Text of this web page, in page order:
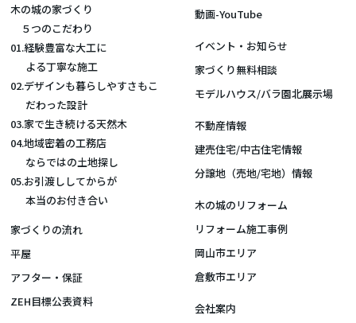
木の城の家づくり
５つのこだわり
01.経験豊富な大工に
よる丁寧な施工
02.デザインも暮らしやすさもこ
だわった設計
03.家で生き続ける天然木
04.地域密着の工務店
ならではの土地探し
05.お引渡ししてからが
本当のお付き合い
家づくりの流れ
平屋
アフター・保証
ZEH目標公表資料
動画-YouTube
イベント・お知らせ
家づくり無料相談
モデルハウス/バラ園北展示場
不動産情報
建売住宅/中古住宅情報
分譲地（売地/宅地）情報
木の城のリフォーム
リフォーム施工事例
岡山市エリア
倉敷市エリア
会社案内